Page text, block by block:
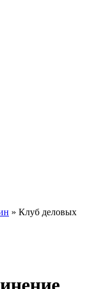
» Клуб деловых